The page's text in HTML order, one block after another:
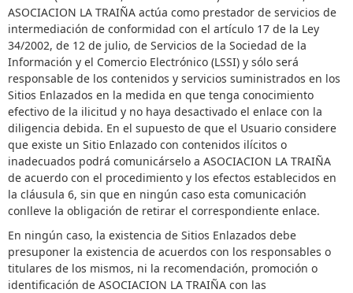
ASOCIACION LA TRAIÑA actúa como prestador de servicios de
intermediación de conformidad con el artículo 17 de la Ley
34/2002, de 12 de julio, de Servicios de la Sociedad de la
Información y el Comercio Electrónico (LSSI) y sólo será
responsable de los contenidos y servicios suministrados en los
Sitios Enlazados en la medida en que tenga conocimiento
efectivo de la ilicitud y no haya desactivado el enlace con la
diligencia debida. En el supuesto de que el Usuario considere
que existe un Sitio Enlazado con contenidos ilícitos o
inadecuados podrá comunicárselo a ASOCIACION LA TRAIÑA
de acuerdo con el procedimiento y los efectos establecidos en
la cláusula 6, sin que en ningún caso esta comunicación
conlleve la obligación de retirar el correspondiente enlace.
En ningún caso, la existencia de Sitios Enlazados debe
presuponer la existencia de acuerdos con los responsables o
titulares de los mismos, ni la recomendación, promoción o
identificación de ASOCIACION LA TRAIÑA con las